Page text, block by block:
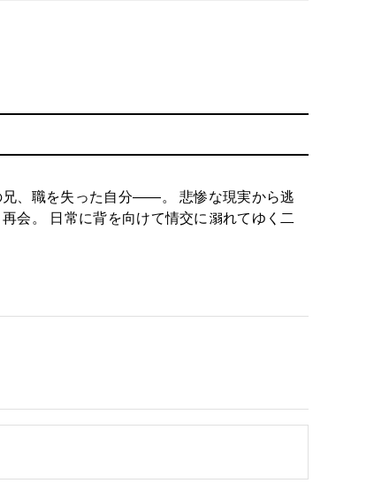
兄、職を失った自分――。 悲惨な現実から逃
会。 日常に背を向けて情交に溺れてゆく二